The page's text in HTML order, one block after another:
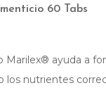
60 Tabs
Marilex® ayuda a
los nutrientes